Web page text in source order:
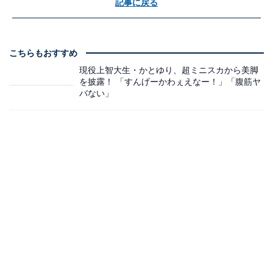
記事に戻る
こちらもおすすめ
現役上智大生・かとゆり、超ミニスカから美脚
を披露！ 「すんげーかわぇえなー！」「腹筋ヤ
バない」